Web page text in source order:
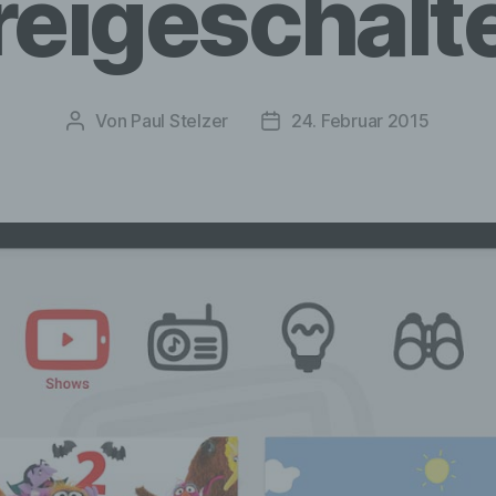
Beitragsautor
Von Paul Stelzer Veröffentlichungsdatum
24. Februar 2015